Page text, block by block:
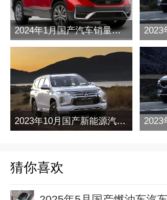
2024年1月国产汽车销量排行榜完整版名单(零售量
2023年10月国产新能源汽车销量排行榜名单及指导价(批发量
猜你喜欢